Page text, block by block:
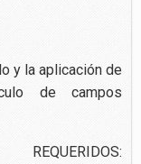
y la aplicación de
de campos